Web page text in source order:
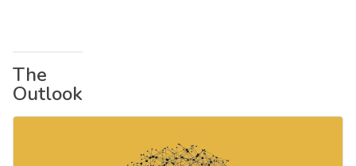
The
Outlook